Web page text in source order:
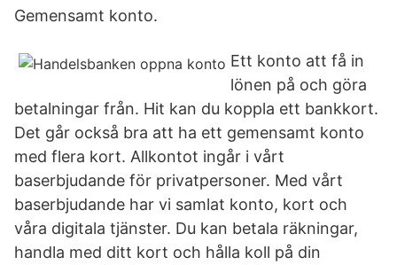
Gemensamt konto.
Ett konto att få in
lönen på och göra
betalningar från. Hit kan du koppla ett bankkort.
Det går också bra att ha ett gemensamt konto
med flera kort. Allkontot ingår i vårt
baserbjudande för privatpersoner. Med vårt
baserbjudande har vi samlat konto, kort och
våra digitala tjänster. Du kan betala räkningar,
handla med ditt kort och hålla koll på din